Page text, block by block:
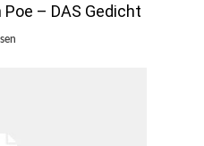
Poe – DAS Gedicht